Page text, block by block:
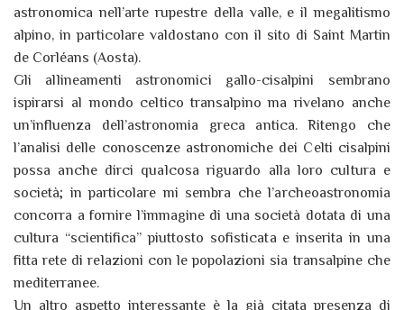
astronomica nell’arte rupestre della valle, e il megalitismo
alpino, in particolare valdostano con il sito di Saint Martin
de Corléans (Aosta).
Gli allineamenti astronomici gallo-cisalpini sembrano
ispirarsi al mondo celtico transalpino ma rivelano anche
un’influenza dell’astronomia greca antica. Ritengo che
l’analisi delle conoscenze astronomiche dei Celti cisalpini
possa anche dirci qualcosa riguardo alla loro cultura e
società; in particolare mi sembra che l’archeoastronomia
concorra a fornire l’immagine di una società dotata di una
cultura “scientifica” piuttosto sofisticata e inserita in una
fitta rete di relazioni con le popolazioni sia transalpine che
mediterranee.
Un altro aspetto interessante è la già citata presenza di